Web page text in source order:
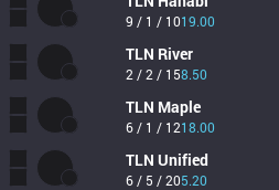
9 / 1 / 1019.00
TLN River
2 / 2 / 158.50
TLN Maple
6 / 1 / 1218.00
TLN Unified
6 / 5 / 205.20